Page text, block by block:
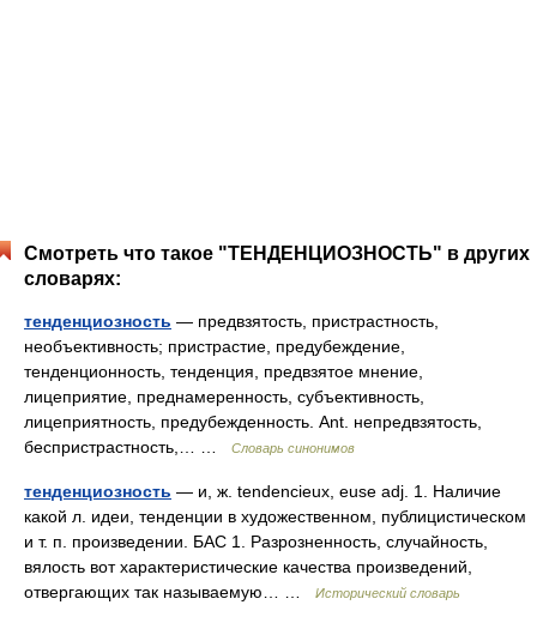
Смотреть что такое "ТЕНДЕНЦИОЗНОСТЬ" в других
словарях:
тенденциозность — предвзятость, пристрастность,
необъективность; пристрастие, предубеждение,
тенденционность, тенденция, предвзятое мнение,
лицеприятие, преднамеренность, субъективность,
лицеприятность, предубежденность. Ant. непредвзятость,
беспристрастность,… …
Словарь синонимов
тенденциозность — и, ж. tendencieux, euse adj. 1. Наличие
какой л. идеи, тенденции в художественном, публицистическом
и т. п. произведении. БАС 1. Разрозненность, случайность,
вялость вот характеристические качества произведений,
отвергающих так называемую… …
Исторический словарь